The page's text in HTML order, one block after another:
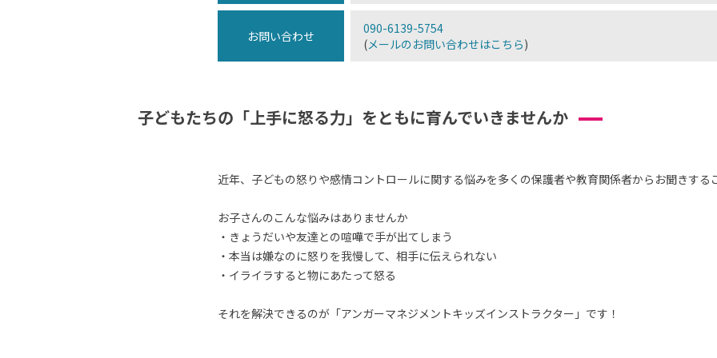
お問い合わせ
090-6139-5754
(メールのお問い合わせはこちら)
子どもたちの「上手に怒る力」をともに育んでいきませんか
近年、子どもの怒りや感情コントロールに関する悩みを多くの保護者や教育関係者からお聞きする
お子さんのこんな悩みはありませんか
・きょうだいや友達との喧嘩で手が出てしまう
・本当は嫌なのに怒りを我慢して、相手に伝えられない
・イライラすると物にあたって怒る
それを解決できるのが「アンガーマネジメントキッズインストラクター」です！